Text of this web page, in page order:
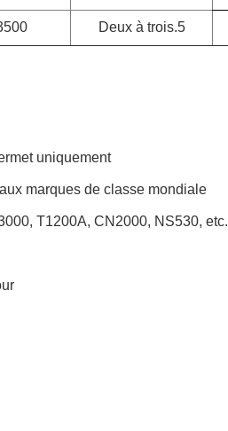
Deux à trois.5
uniquement
marques de classe mondiale
T1200A, CN2000, NS530, etc.